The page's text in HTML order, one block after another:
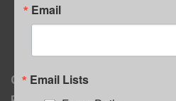
О нас
Email
Email Lists